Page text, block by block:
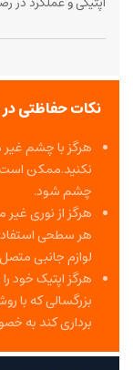
نکات حفاظتی
هرگز با چشم غیر
نکنید.ممکن
چشم شود.
هرگز از نوری
هر سطحی استفاده
لوازم جانبی
هرگز اپتیک خود
بزرگسالی که با
برداری کند به